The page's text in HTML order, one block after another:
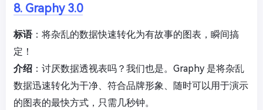
8. Graphy 3.0
标语：将杂乱的数据快速转化为有故事的图表，瞬间搞
定！
介绍 ：讨厌数据透视表吗？我们也是。Graphy 是将杂乱
数据迅速转化为干净、符合品牌形象、随时可以用于演示
的图表的最快方式，只需几秒钟。